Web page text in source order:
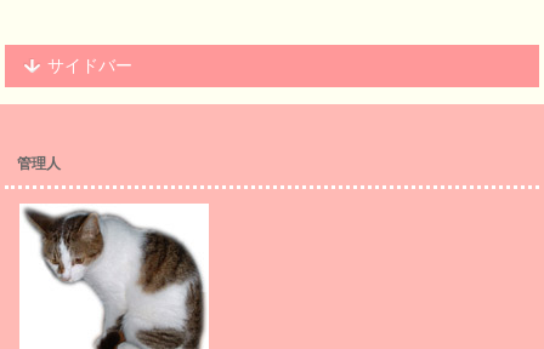
サイドバー
管理人